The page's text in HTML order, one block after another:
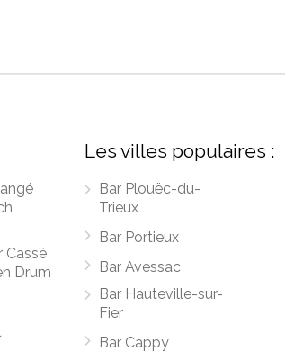
Cassé
Drum
Les villes populaires :
Bar Plouëc-du-
Trieux
Bar Portieux
Bar Avessac
Bar Hauteville-sur-
Fier
Bar Cappy